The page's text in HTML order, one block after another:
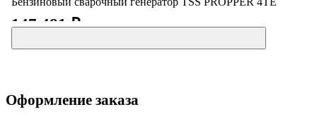
147 481 ₽
Оформление заказа